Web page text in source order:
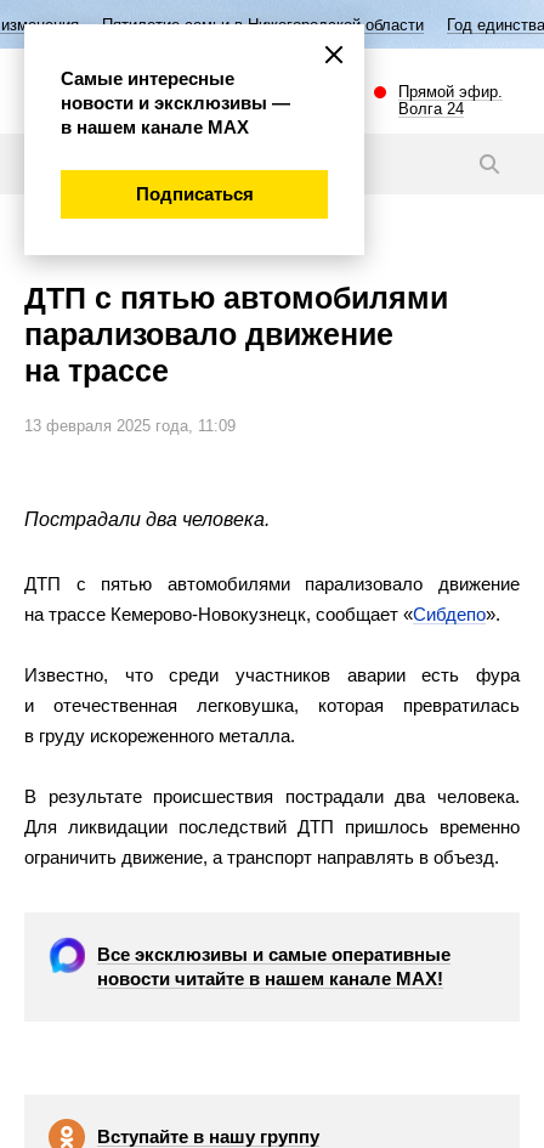
семьи в Нижегородской области Год единства народов России
Прямой эфир.
Волга 24
ДТП с пятью автомобилями
парализовало движение
на трассе
13 февраля 2025 года, 11:09
Пострадали два человека.
ДТП с пятью автомобилями парализовало движение
на трассе Кемерово-Новокузнецк, сообщает «Сибдепо».
Известно, что среди участников аварии есть фура
и отечественная легковушка, которая превратилась
в груду искореженного металла.
В результате происшествия пострадали два человека.
Для ликвидации последствий ДТП пришлось временно
ограничить движение, а транспорт направлять в объезд.
Все эксклюзивы и самые оперативные
новости читайте в нашем канале МАХ!
Вступайте в нашу группу
Самые интересные
новости и эксклюзивы —
в нашем канале МАХ
Подписаться